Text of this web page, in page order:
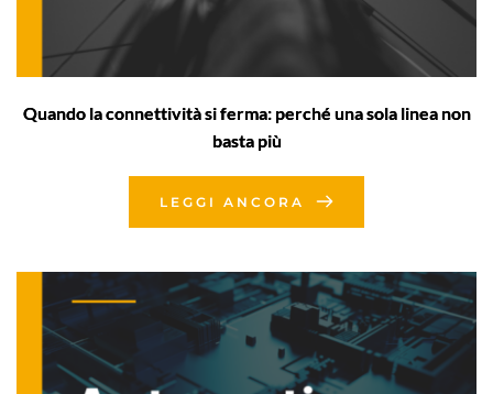
Quando la connettività si ferma: perché una sola linea non
basta più
LEGGI ANCORA